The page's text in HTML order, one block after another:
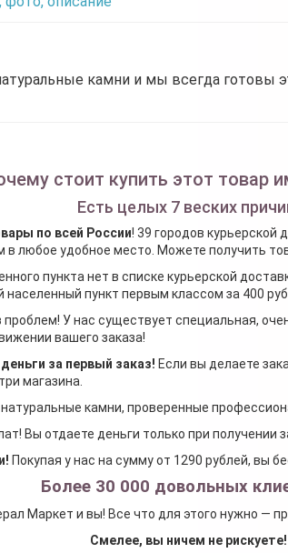
камни и мы всегда готовы
стоит купить этот товар
Есть целых 7 веских
по всей России! 39 городов курьерской
в любое удобное место. Можете получить
пункта нет в списке курьерской
населенный пункт первым классом за 400 руб.
проблем! У нас существует специальная,
вашего заказа!
за первый заказ! Если вы делаете
магазина.
натуральные камни, проверенные
Вы отдаете деньги только при получении
! Покупая у нас на сумму от 1290 рублей, вы
Более 30 000 довольных
Маркет и вы! Все что для этого нужно —
Смелее, вы ничем не рискуете!